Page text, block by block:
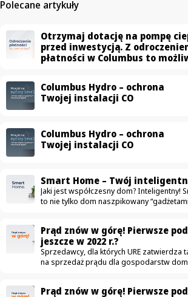
Polecane artykuły
Otrzymaj dotację na pompę
przed inwestycją. Z
płatności w Columbus to
Columbus Hydro – ochrona
Twojej instalacji CO
Columbus Hydro – ochrona
Twojej instalacji CO
Smart Home – Twój
Jaki jest współczesny dom? Inteligentny!
to nie tylko dom naszpikowany
Na rynku pojawia się coraz więcej
uczynić dom nowoczesnym — od
jak automatyczne odkurzacze, aż po duże
fotowoltaika. W ostatnich latach
szczególnie…
Prąd znów w górę! Pierwsze
jeszcze w 2022 r.?
Sprzedawcy, dla których URE zatwierdza
na sprzedaż prądu dla gospodarstw
że podwyżki czekają nas jeszcze w tym
Prąd znów w górę! Pierwsze